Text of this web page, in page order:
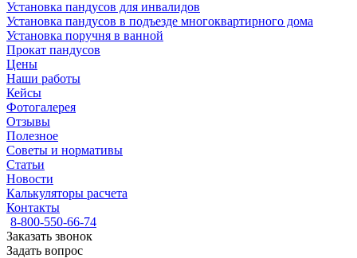
Установка пандусов для инвалидов
Установка пандусов в подъезде многоквартирного дома
Установка поручня в ванной
Прокат пандусов
Цены
Наши работы
Кейсы
Фотогалерея
Отзывы
Полезное
Советы и нормативы
Статьи
Новости
Калькуляторы расчета
Контакты
8-800-550-66-74
Заказать звонок
Задать вопрос